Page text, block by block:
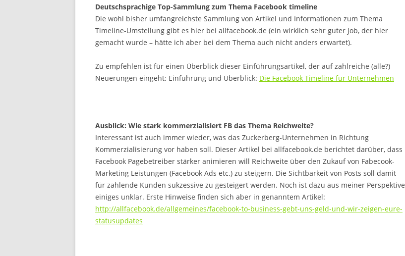
Deutschsprachige Top-Sammlung zum Thema Facebook timeline
Die wohl bisher umfangreichste Sammlung von Artikel und Informationen zum Thema
Timeline-Umstellung gibt es hier bei allfacebook.de (ein wirklich sehr guter Job, der hier
gemacht wurde – hätte ich aber bei dem Thema auch nicht anders erwartet).
Zu empfehlen ist für einen Überblick dieser Einführungsartikel, der auf zahlreiche (alle?)
Neuerungen eingeht: Einführung und Überblick: Die Facebook Timeline für Unternehmen
Ausblick: Wie stark kommerzialisiert FB das Thema Reichweite?
Interessant ist auch immer wieder, was das Zuckerberg-Unternehmen in Richtung
Kommerzialisierung vor haben soll. Dieser Artikel bei allfacebook.de berichtet darüber, dass
Facebook Pagebetreiber stärker animieren will Reichweite über den Zukauf von Fabecook-
Marketing Leistungen (Facebook Ads etc.) zu steigern. Die Sichtbarkeit von Posts soll damit
für zahlende Kunden sukzessive zu gesteigert werden. Noch ist dazu aus meiner Perspektive
einiges unklar. Erste Hinweise finden sich aber in genanntem Artikel:
http://allfacebook.de/allgemeines/facebook-to-business-gebt-uns-geld-und-wir-zeigen-eure-
statusupdates